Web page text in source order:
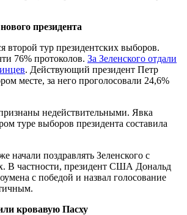
президента
второй тур президентских выборов.
76% протоколов. За Зеленского отдали
. Действующий президент Петр
месте, за него проголосовали 24,6%
недействительными. Явка
туре выборов президента составила
начали поздравлять Зеленского с
В частности, президент США Дональд
с победой и назвал голосование
кровавую Пасху